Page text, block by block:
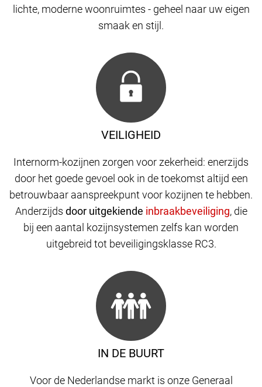
​​lichte, moderne woonruimtes - geheel naar uw eigen
smaak en stijl.
IN DE BUURT
Voor de Nederlandse markt is onze Generaal
VEILIGHEID
Internorm-kozijnen zorgen voor zekerheid: enerzijds
door het goede gevoel ook in de toekomst altijd een
betrouwbaar aanspreekpunt voor kozijnen te hebben.
Anderzijds door uitgekiende , die
bij een aantal kozijnsystemen zelfs kan worden
uitgebreid tot beveiligingsklasse RC3.